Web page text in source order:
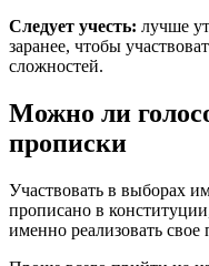
Следует учесть: лучше
заранее, чтобы
сложностей.
Можно ли
прописки
Участвовать в выборах
прописано в
именно реализовать свое